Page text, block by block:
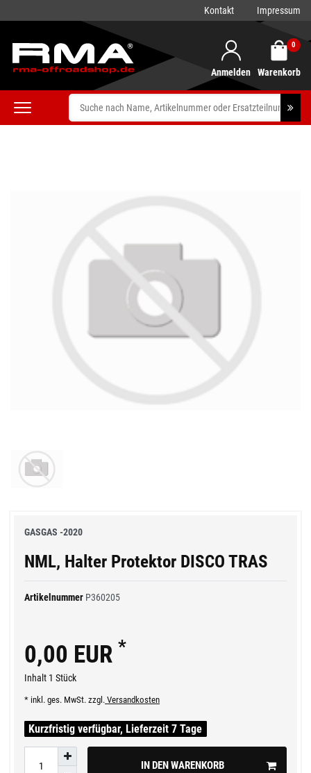
Kontakt Impressum
Anmelden
0
Warenkorb
GASGAS -2020
NML, Halter Protektor DISCO TRAS
Artikelnummer P360205
0,00 EUR *
Inhalt 1 Stück
* inkl. ges. MwSt. zzgl. Versandkosten
Kurzfristig verfügbar, Lieferzeit 7 Tage
IN DEN WARENKORB